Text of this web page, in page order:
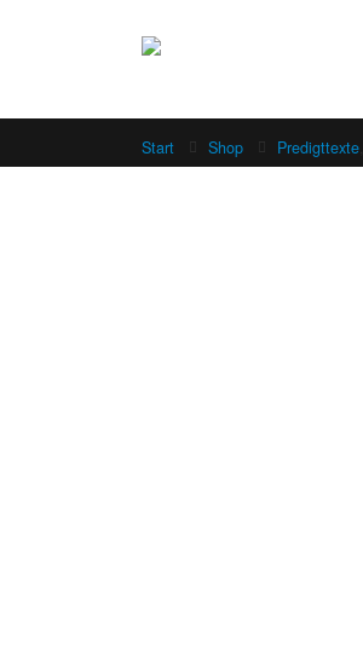
Start Shop Predigttexte,